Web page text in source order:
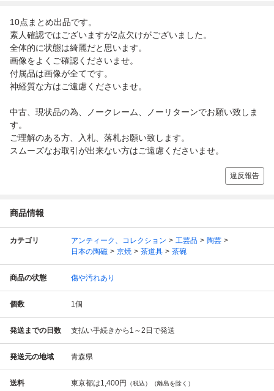
10点まとめ出品です。
素人確認ではございますが2点欠けがございました。
全体的に状態は綺麗だと思います。
画像をよくご確認くださいませ。
付属品は画像が全てです。
神経質な方はご遠慮くださいませ。
中古、現状品の為、ノークレーム、ノーリターンでお願い致しま
す。
ご理解のある方、入札、落札お願い致します。
スムーズなお取引が出来ない方はご遠慮くださいませ。
違反報告
商品情報
カテゴリ アンティーク、コレクション 工芸品
陶芸
日本の陶磁
京焼 茶道具 茶碗
商品の状態 傷や汚れあり
個数 1個
発送までの日数 支払い手続きから1～2日で発送
発送元の地域 青森県
送料 東京都は1,400円 （税込）（離島を除く）